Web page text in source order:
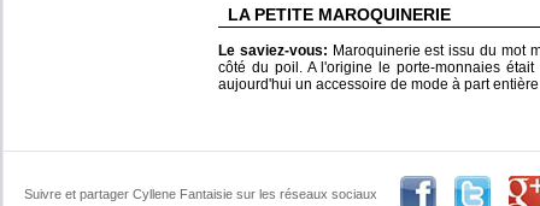
LA PETITE MAROQUINERIE
Le saviez-vous: Maroquinerie est issu du mot
côté du poil. A l'origine le porte-monnaies
aujourd'hui un accessoire de mode à part
Suivre et partager Cyllene Fantaisie sur les réseaux sociaux